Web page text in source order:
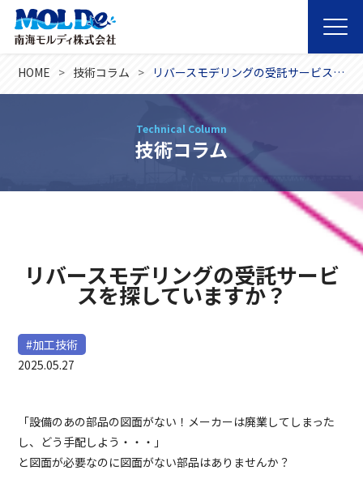
HOME 技術コラム リバースモデリングの受託サービスを探していますか？
Technical Column
技術コラム
リバースモデリングの受託サービ
スを探していますか？
#加工技術
2025.05.27
「設備のあの部品の図面がない！メーカーは廃業してしまった
し、どう手配しよう・・・」
と図面が必要なのに図面がない部品はありませんか？